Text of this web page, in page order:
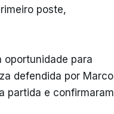
poste,
para
defendida por Marco
partida e confirmaram